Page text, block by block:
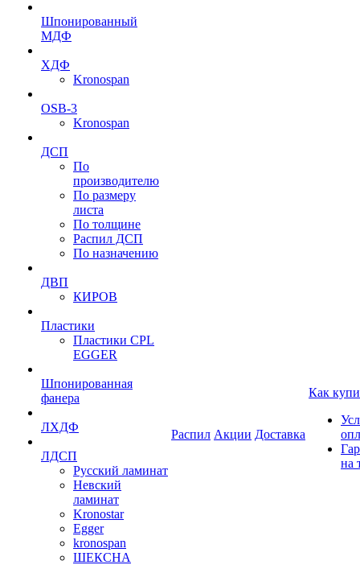
Шпонированный
МДФ
ХДФ
Kronospan
OSB-3
Kronospan
ДСП
По
производителю
По размеру
листа
По толщине
Распил ДСП
По назначению
ДВП
КИРОВ
Пластики
Пластики CPL
EGGER
Шпонированная
фанера
ЛХДФ
ЛДСП
Русский ламинат
Невский
ламинат
Kronostar
Egger
kronospan
ШЕКСНА
Распил Акции Доставка
Как
на